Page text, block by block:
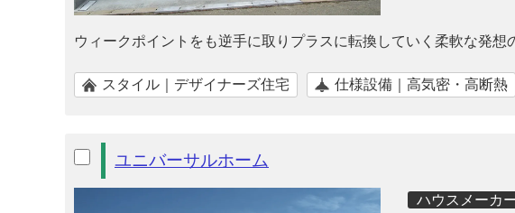
ウィークポイントをも逆手に取りプラスに転換していく柔軟な発
スタイル｜デザイナーズ住宅 仕様設備｜高気密・高断熱
ユニバーサルホーム
ハウスメーカ